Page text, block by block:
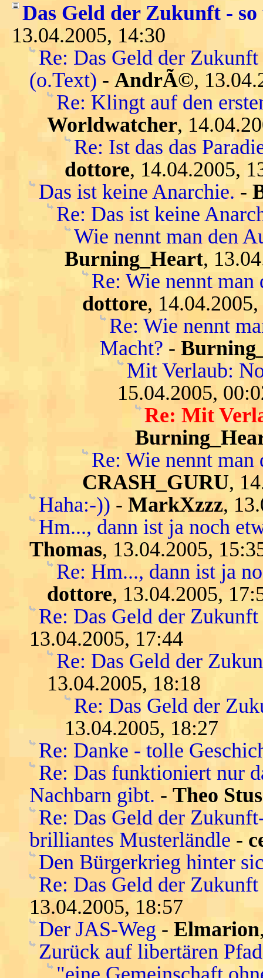
Das Geld der Zukunft -
13.04.2005, 14:30
Re: Das Geld der
(o.Text) - AndrÃ©,
Re: Klingt auf den
Worldwatcher,
Re: Ist das das
dottore, 14.04.2005,
Das ist keine Anarchie. -
Re: Das ist keine
Wie nennt man den
Burning_Heart,
Re: Wie nennt man
dottore,
Re: Wie nennt
Macht? -
Mit Verlaub:
15.04.2005,
Re: Mit
Re: Wie nennt man
CRASH_GURU,
Haha:-)) - MarkXzzz,
Hm..., dann ist ja noch
Thomas, 13.04.2005,
Re: Hm..., dann ist ja
dottore, 13.04.2005,
Re: Das Geld der
13.04.2005, 17:44
Re: Das Geld der
13.04.2005, 18:18
Re: Das Geld der
13.04.2005, 18:27
Re: Danke - tolle
Re: Das funktioniert nur
Nachbarn gibt. - Theo
Re: Das Geld der
brilliantes Musterländle -
Den Bürgerkrieg hinter
Re: Das Geld der
13.04.2005, 18:57
Der JAS-Weg - Elmarion
Zurück auf libertären